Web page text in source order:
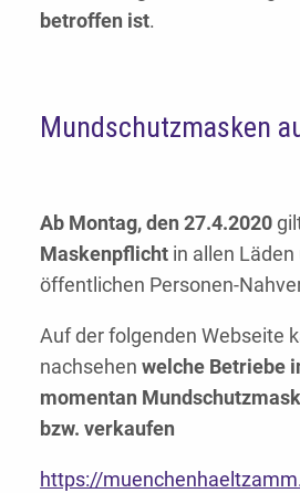
betroffen ist.
Mundschutzmasken
Ab Montag, den 27.4.2020
Maskenpflicht in allen Läden
öffentlichen Personen-
Auf der folgenden Webseite
nachsehen welche Betriebe
momentan
bzw. verkaufen
https://